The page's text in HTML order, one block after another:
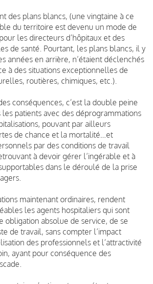
des plans blancs, (une vingtaine à ce
du territoire est devenu un mode de
les directeurs d’hôpitaux et des
de santé. Pourtant, les plans blancs, il y
années en arrière, n’étaient déclenchés
à des situations exceptionnelles de
routières, chimiques, etc.).
conséquences, c’est la double peine
les patients avec des déprogrammations
pouvant par ailleurs
de chance et la mortalité…et
par des conditions de travail
à devoir gérer l’ingérable et à
dans le déroulé de la prise
maintenant ordinaires, rendent
les agents hospitaliers qui sont
obligation absolue de service, de se
de travail, sans compter l’impact
des professionnels et l’attractivité
ayant pour conséquence des